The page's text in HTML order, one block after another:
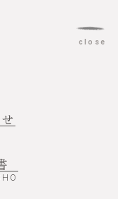
c o s e
＆レザーのア